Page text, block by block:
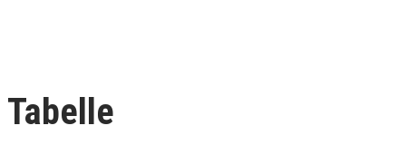
Tabelle